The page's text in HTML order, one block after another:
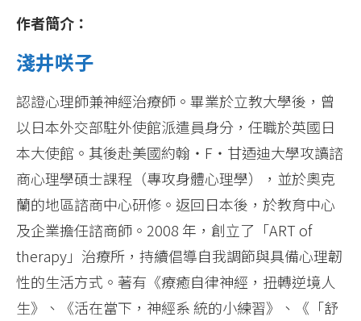
作者簡介：
淺井咲子
認證心理師兼神經治療師。畢業於立教大學後，曾
以日本外交部駐外使館派遣員身分，任職於英國日
本大使館。其後赴美國約翰‧F‧甘迺迪大學攻讀諮
商心理學碩士課程（專攻身體心理學），並於奧克
蘭的地區諮商中心研修。返回日本後，於教育中心
及企業擔任諮商師。2008 年，創立了「ART of
therapy」治療所，持續倡導自我調節與具備心理韌
性的生活方式。著有《療癒自律神經，扭轉逆境人
生》、《活在當下，神經系 統的小練習》、《「舒